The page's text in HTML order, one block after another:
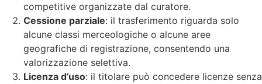
competitive organizzate dal curatore.
Cessione parziale: il trasferimento riguarda solo
alcune classi merceologiche o alcune aree
geografiche di registrazione, consentendo una
valorizzazione selettiva.
Licenza d’uso: il titolare può concedere licenze senza